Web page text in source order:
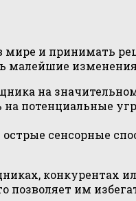
и принимать
малейшие
на
потенциальные
сенсорные
конкурентах
им